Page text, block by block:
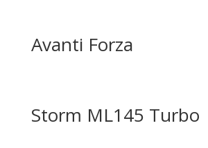
Avanti Forza
Storm ML145 Turbo